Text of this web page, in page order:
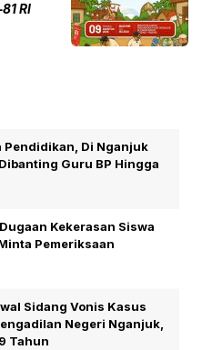
RI
Pendidikan, Di Nganjuk
Guru BP Hingga
Kekerasan Siswa
Pemeriksaan
Sidang Vonis Kasus
Negeri Nganjuk,
Tahun